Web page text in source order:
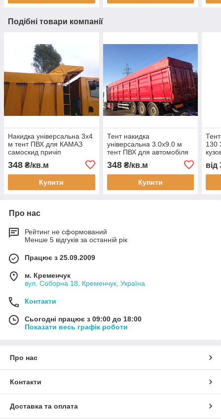
Подібні товари компанії
Накидка універсальна 3х4
м тент ПВХ для КАМАЗ
самоскид причіп
щільність 630 г м2 купити
тент на вантажівку
348 ₴/кв.м
Купити
Тент накидка
універсальна 3.0х9.0 м
тент ПВХ для автомобіля
водонепроникний
щільність 650 гм2
посилений
348₴/кв.м
Купити
130
від
Про нас
Рейтинг не сформований
Менше 5 відгуків за останній рік
Працює з 25.09.2009
м. Кременчук
вул. Соборна 18, Кременчук, Україна
Контакти
Сьогодні працює з 09:00 до 18:00
Показати весь графік роботи
Про нас
Контакти
Доставка та оплата